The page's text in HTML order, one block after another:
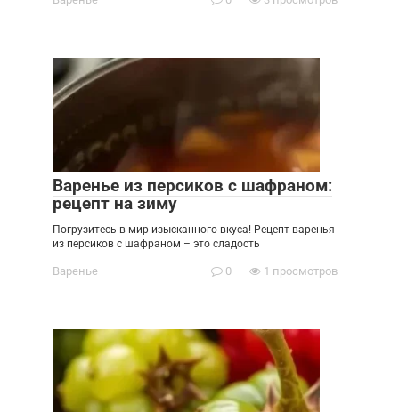
Варенье из персиков с шафраном:
рецепт на зиму
Погрузитесь в мир изысканного вкуса! Рецепт варенья
из персиков с шафраном – это сладость
Варенье 0 1 просмотров